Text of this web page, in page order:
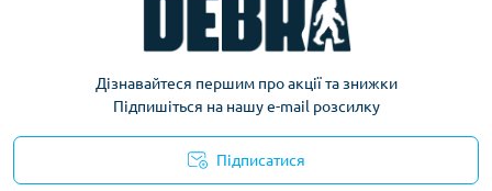
Дізнавайтеся першим про акції та знижки
Підпишіться на нашу e-mail розсилку
Підписатися